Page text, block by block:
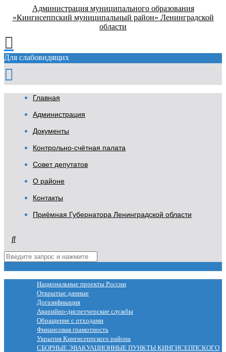
Администрация муниципального образования
«Кингисеппский муниципальный район» Ленинградской
области
Для слабовидящих
Главная
Администрация
Документы
Контрольно-счётная палата
Совет депутатов
О районе
Контакты
Приёмная Губернатора Ленинградской области
Национальные проекты России
Открытые данные
Догазификация
Аварийно-диспетчерские службы
Обращение с отходами
Финансовая грамотность
Укрытия Кингисеппского района
СБОРНЫЕ ЭВАКУАЦИОННЫЕ ПУНКТЫ КИНГИСЕППСКОГО